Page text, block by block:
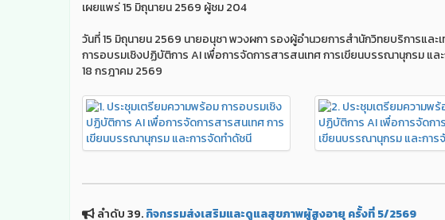
เผยแพร่ 15 มิถุนายน 2569 ผู้ชม 204
วันที่ 15 มิถุนายน 2569 นายอนุชา พวงผกา รองผู้อำนวยการสำนักวิทยบริการแล
การอบรมเชิงปฏิบัติการ AI เพื่อการจัดการสารสนเทศ การเขียนบรรณานุกรม และ
18 กรฎาคม 2569
ลำดับ 39.กิจกรรมส่งเสริมและดูแลสุขภาพผู้สูงอายุ ครั้งที่ 5/2569